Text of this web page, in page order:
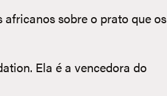
sobre o prato que os
Ela é a vencedora do